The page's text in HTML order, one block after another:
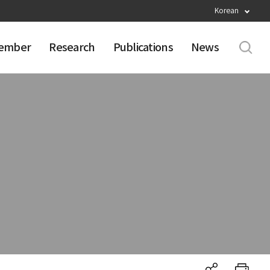
Korean
Research Publications News